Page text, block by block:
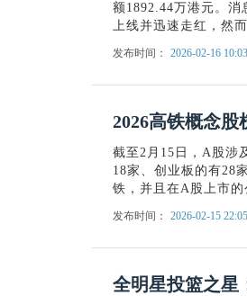
额1892.44万港元。消
上线并迅速走红，然而
发布时间： 2026-02-16 10:03
2026高铁概念股
截至2月15日，A股涉
18家、创业板的有28
铁，并且在A股上市的
发布时间： 2026-02-15 22:05
全明星投篮之星